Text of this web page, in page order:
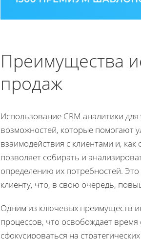
Преимущества
продаж
Использование CRM аналитики
возможностей, которые помогают
взаимодействия с клиентами и,
позволяет собирать и
определению их потребностей.
клиенту, что, в свою очередь,
Одним из ключевых преимуществ
процессов, что освобождает
сфокусироваться на